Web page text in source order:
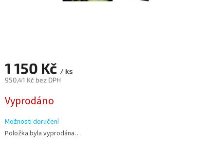
1 150 Kč / ks
950,41 Kč bez DPH
cena:
Vyprodáno
Možnosti doručení
Položka byla vyprodána…